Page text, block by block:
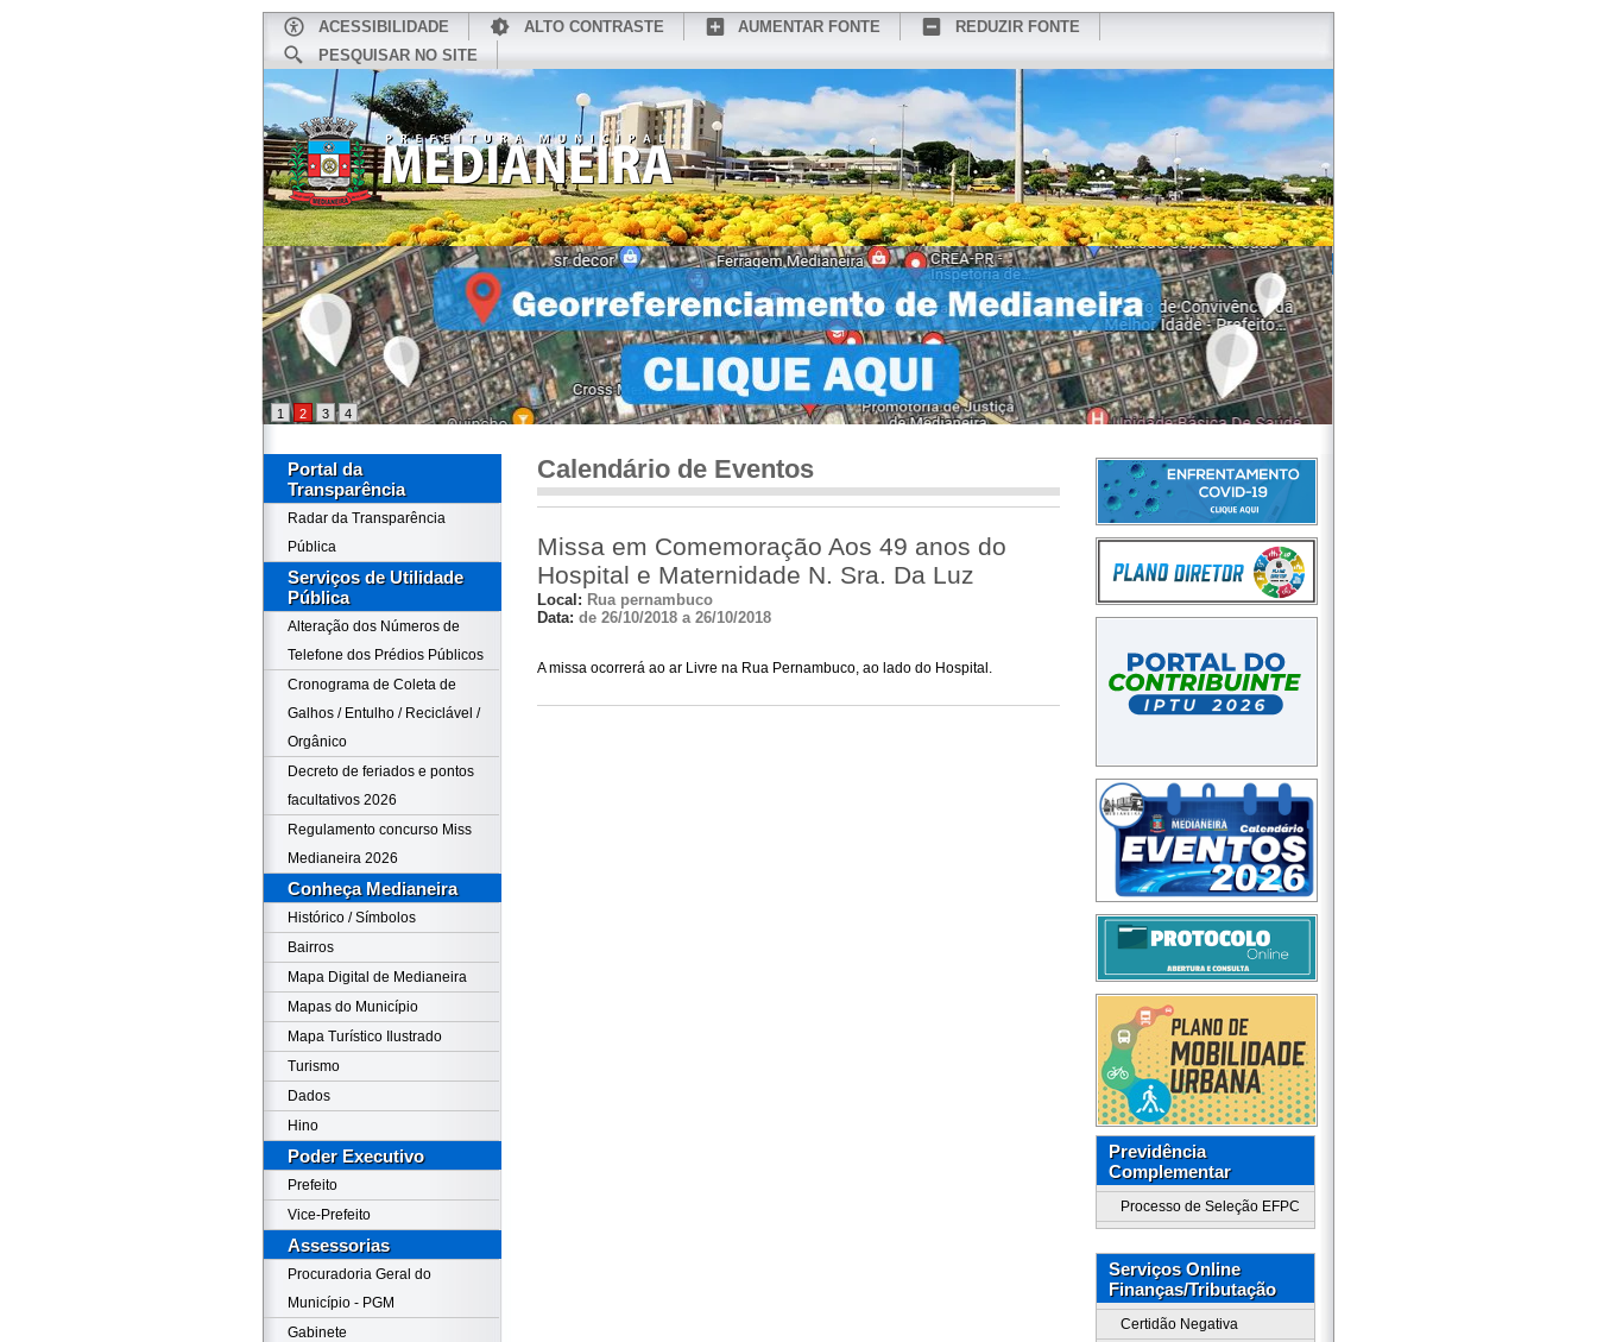
ACESSIBILIDADE ALTO CONTRASTE AUMENTAR FONTE
REDUZIR FONTE
PESQUISAR NO SITE
INÍCIO CONHEÇA MEDIANEIRA TURISMO SERVIÇOS ONLINE PORTAL DO SERVIDOR REDES SOCIAIS WEBMAIL
1 2 3 4
Portal da
Transparência
Radar da Transparência
Pública
Serviços de Utilidade
Pública
Alteração dos Números de
Telefone dos Prédios Públicos
Cronograma de Coleta de
Galhos / Entulho / Reciclável /
Orgânico
Decreto de feriados e pontos
facultativos 2026
Regulamento concurso Miss
Medianeira 2026
Conheça Medianeira
Histórico / Símbolos
Bairros
Mapa Digital de Medianeira
Mapas do Município
Mapa Turístico Ilustrado
Turismo
Dados
Hino
Poder Executivo
Prefeito
Vice-Prefeito
Assessorias
Procuradoria Geral do
Município - PGM
Gabinete
Calendário de Eventos
Missa em Comemoração Aos 49 anos do
Hospital e Maternidade N. Sra. Da Luz
Local: Rua pernambuco
Data: de 26/10/2018 a 26/10/2018
A missa ocorrerá ao ar Livre na Rua Pernambuco, ao lado do Hospital.
Previdência
Complementar
Processo de Seleção EFPC
Serviços Online
Finanças/Tributação
Certidão Negativa